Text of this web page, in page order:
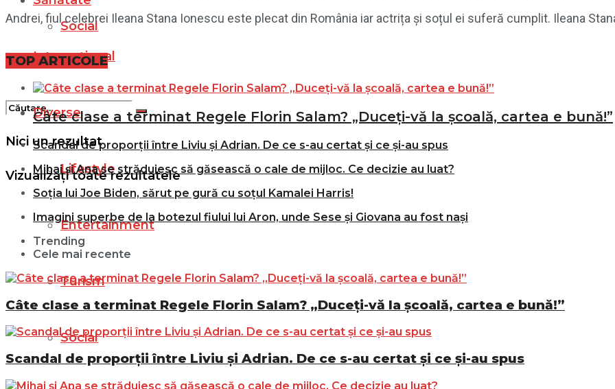
Social
Filme
Nici un rezultat
Vizualizați toate rezultatele
Internațional
Diverse
Lifestyle
Entertainment
Turism
Social
Andrei, fiul celebrei Ileana Stana Ionescu este plecat din România iar actrița și soțul ei suferă cumplit. Ileana
TOP ARTICOLE
Câte clase a terminat Regele Florin Salam? „Duceți-vă la școală, cartea e bună!”
Scandal de proporții între Liviu și Adrian. De ce s-au certat și ce și-au spus
Mihai și Ana se străduiesc să găsească o cale de mijloc. Ce decizie au luat?
Soția lui Joe Biden, sărut pe gură cu soțul Kamalei Harris!
Imagini superbe de la botezul fiului lui Aron, unde Sese și Giovana au fost nași
Trending
Cele mai recente
Câte clase a terminat Regele Florin Salam? „Duceți-vă la școală, cartea e bună!”
Scandal de proporții între Liviu și Adrian. De ce s-au certat și ce și-au spus